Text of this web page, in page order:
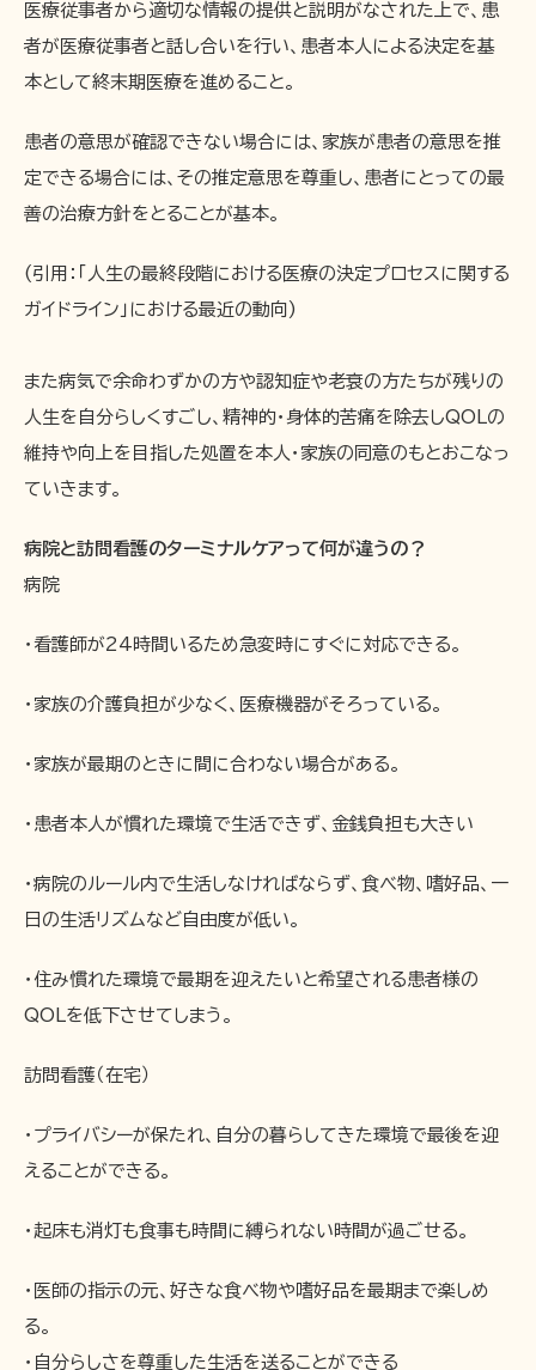
医療従事者から適切な情報の提供と説明がなされた上で、患
者が医療従事者と話し合いを行い、患者本人による決定を基
本として終末期医療を進めること。
患者の意思が確認できない場合には、家族が患者の意思を推
定できる場合には、その推定意思を尊重し、患者にとっての最
善の治療方針をとることが基本。
(引用：「人生の最終段階における医療の決定プロセスに関する
ガイドライン」における最近の動向)
また病気で余命わずかの方や認知症や老衰の方たちが残りの
人生を自分らしくすごし、精神的・身体的苦痛を除去しQOLの
維持や向上を目指した処置を本人・家族の同意のもとおこなっ
ていきます。
病院と訪問看護のターミナルケアって何が違うの？
病院
・看護師が24時間いるため急変時にすぐに対応できる。
・家族の介護負担が少なく、医療機器がそろっている。
・家族が最期のときに間に合わない場合がある。
・患者本人が慣れた環境で生活できず、金銭負担も大きい
・病院のルール内で生活しなければならず、食べ物、嗜好品、一
日の生活リズムなど自由度が低い。
・住み慣れた環境で最期を迎えたいと希望される患者様の
QOLを低下させてしまう。
訪問看護（在宅）
・プライバシーが保たれ、自分の暮らしてきた環境で最後を迎
えることができる。
・起床も消灯も食事も時間に縛られない時間が過ごせる。
・医師の指示の元、好きな食べ物や嗜好品を最期まで楽しめ
る。
・自分らしさを尊重した生活を送ることができる